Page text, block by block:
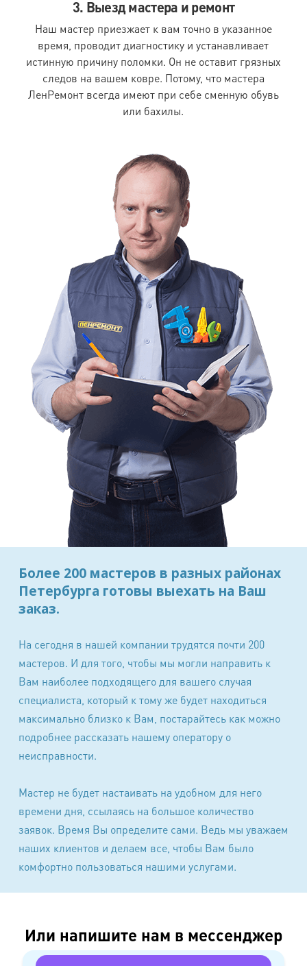
3. Выезд мастера и ремонт
Наш мастер приезжает к вам точно в указанное
время, проводит диагностику и устанавливает
истинную причину поломки. Он не оставит грязных
следов на вашем ковре. Потому, что мастера
ЛенРемонт всегда имеют при себе сменную обувь
или бахилы.
Более 200 мастеров в разных районах
Петербурга готовы выехать на Ваш
заказ.
На сегодня в нашей компании трудятся почти 200
мастеров. И для того, чтобы мы могли направить к
Вам наиболее подходящего для вашего случая
специалиста, который к тому же будет находиться
максимально близко к Вам, постарайтесь как можно
подробнее рассказать нашему оператору о
неисправности.
Мастер не будет настаивать на удобном для него
времени дня, ссылаясь на большое количество
заявок. Время Вы определите сами. Ведь мы уважаем
наших клиентов и делаем все, чтобы Вам было
комфортно пользоваться нашими услугами.
Или напишите нам в мессенджер